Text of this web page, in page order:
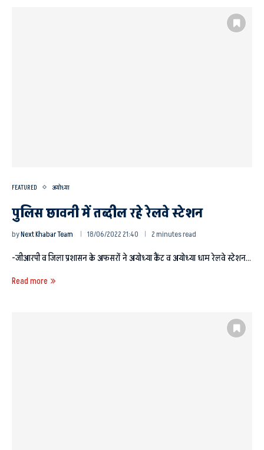
FEATURED अयोध्या
पुलिस छावनी में तब्दील रहे रेलवे स्टेशन
byNext Khabar Team 18/06/2022 21:40 2 minutes read
-जीआरपी व जिला प्रशासन के अफसरों ने अयोध्या कैंट व अयोध्या धाम रेलवे स्टेशन…
Read more